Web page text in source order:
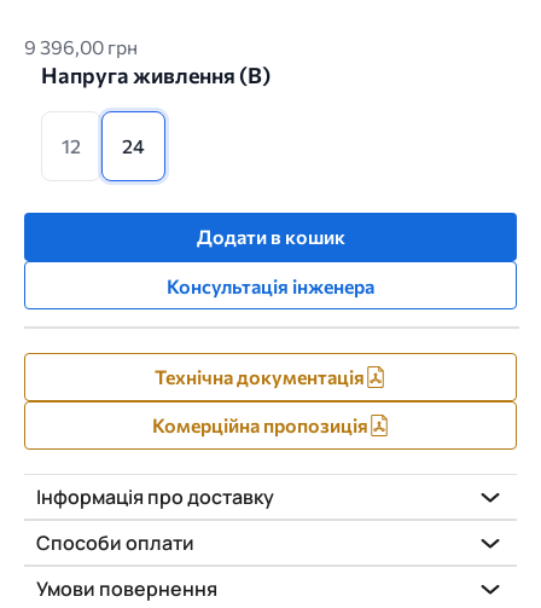
9 396,00 грн
Напруга живлення (B)
12 24
Додати в кошик
Консультація інженера
Технічна документація
Комерційна пропозиція
Інформація про доставку
Способи оплати
Умови повернення